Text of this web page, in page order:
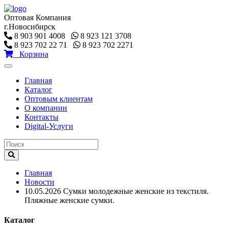
Оптовая Компания
г.Новосибирск
8 903 901 4008
8 923 121 3708
8 923 702 22 71
8 923 702 2271
Корзина
Toggle
navigationГлавная
Каталог
Оптовым клиентам
О компании
Контакты
Digital-Услуги
Главная
Новости
10.05.2026 Сумки молодежные женские из текстиля.
Пляжные женские сумки.
Каталог